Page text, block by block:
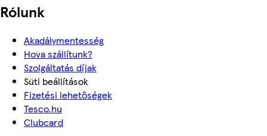
Rólunk
Akadálymentesség
Hova szállítunk?
Szolgáltatás díjak
Süti beállítások
Fizetési lehetőségek
Tesco.hu
Clubcard